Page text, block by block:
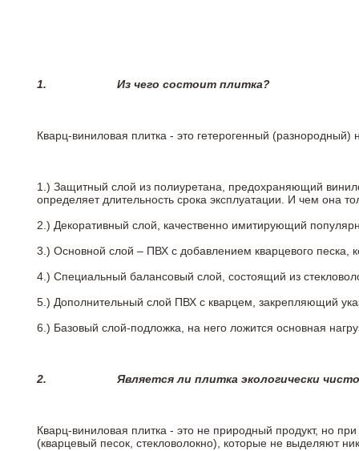
1. Из чего состоит плитка?
Кварц-виниловая плитка - это гетерогенный
1.) Защитный слой из полиуретана, предохраняющий
определяет длительность срока эксплуатации. И чем она
2.) Декоративный слой, качественно имитирующий
3.) Основной слой – ПВХ с добавлением кварцевого песка,
4.) Специальный балансовый слой, состоящий из
5.) Дополнительный слой ПВХ с кварцем, закрепляющий
6.) Базовый слой-подложка, на него ложится основная
2. Является ли плитка экологически
Кварц-виниловая плитка - это не природный продукт, но
(кварцевый песок, стекловолокно), которые не выделяют